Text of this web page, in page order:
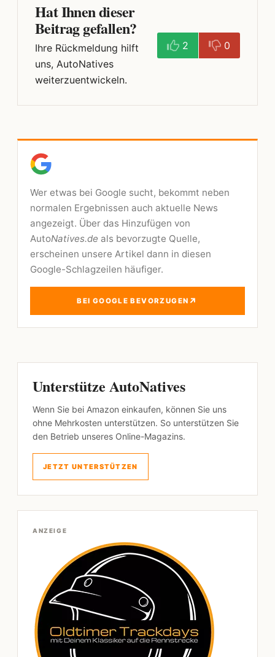
Hat Ihnen dieser
Beitrag gefallen?
Ihre Rückmeldung hilft
uns, AutoNatives
weiterzuentwickeln.
2 0
Wer etwas bei Google sucht, bekommt neben
normalen Ergebnissen auch aktuelle News
angezeigt. Über das Hinzufügen von
AutoNatives.de als bevorzugte Quelle,
erscheinen unsere Artikel dann in diesen
Google-Schlagzeilen häufiger.
BEI GOOGLE BEVORZUGEN ↗
Unterstütze AutoNatives
Wenn Sie bei Amazon einkaufen, können Sie uns
ohne Mehrkosten unterstützen. So unterstützen Sie
den Betrieb unseres Online-Magazins.
JETZT UNTERSTÜTZEN
ANZEIGE